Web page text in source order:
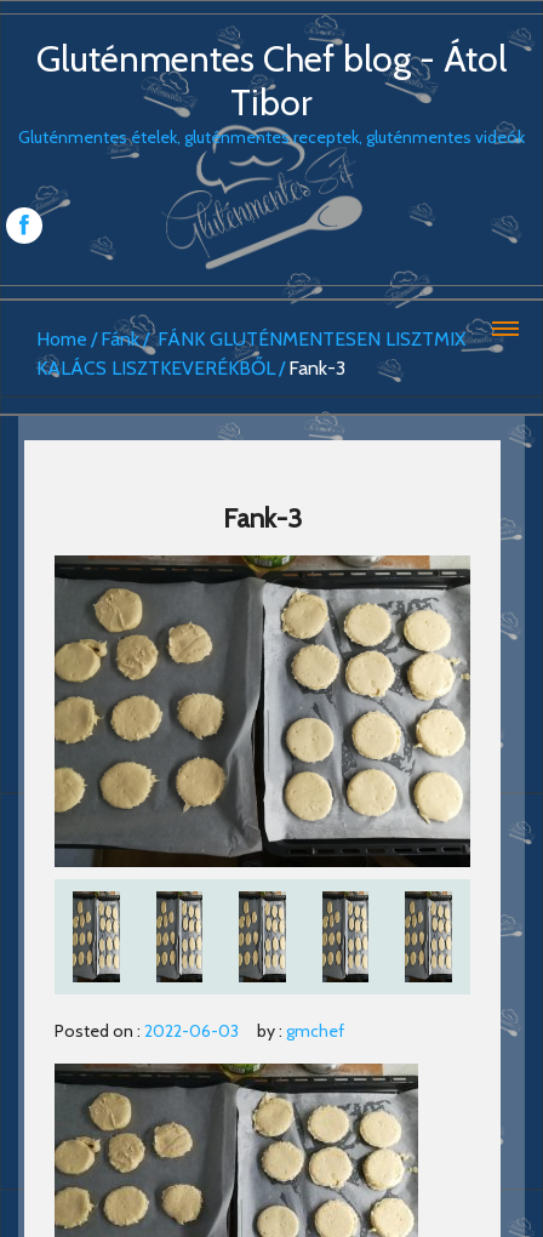
Gluténmentes Chef blog - Átol
Tibor
Gluténmentes ételek, gluténmentes receptek, gluténmentes videók
Home Fánk
FÁNK GLUTÉNMENTESEN LISZTMIX
KALÁCS LISZTKEVERÉKBŐL
Fank-3
Fank-3
Posted on : 2022-06-03 by : gmchef